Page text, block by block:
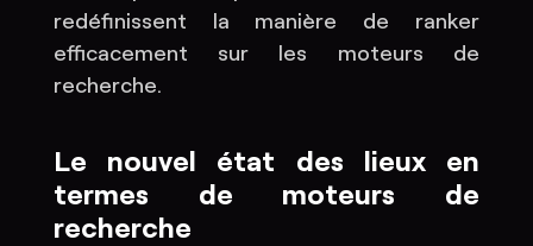
redéfinissent la manière de ranker
efficacement sur les moteurs de
recherche.
Le nouvel état des lieux en
termes de moteurs de
recherche